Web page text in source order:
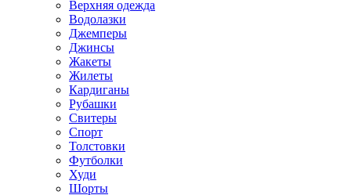
Верхняя одежда
Водолазки
Джемперы
Джинсы
Жакеты
Жилеты
Кардиганы
Рубашки
Свитеры
Спорт
Толстовки
Футболки
Худи
Шорты